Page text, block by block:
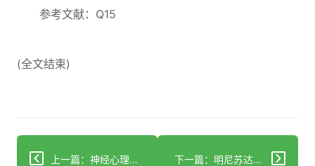
参考文献：Q15
(全文结束)
上一篇：神经心理学家如何优先关注人类行为而非诊断标签 下一篇：明尼苏达州贝米吉市Sanford Health招聘介入心脏病学医师